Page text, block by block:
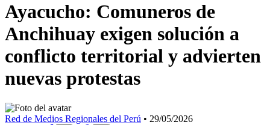
Ayacucho: Comuneros de
Anchihuay exigen solución a
conflicto territorial y advierten
nuevas protestas
Red de Medios Regionales del Perú • 29/05/2026